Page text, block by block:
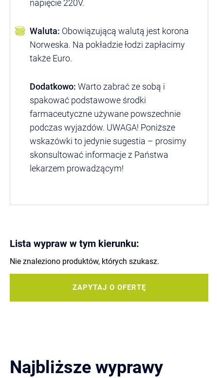
napięcie 220V.
Waluta: Obowiązującą walutą jest korona
Norweska. Na pokładzie łodzi zapłacimy
także Euro.
Dodatkowo: Warto zabrać ze sobą i
spakować podstawowe środki
farmaceutyczne używane powszechnie
podczas wyjazdów. UWAGA! Poniższe
wskazówki to jedynie sugestia – prosimy
skonsultować informacje z Państwa
lekarzem prowadzącym!
Lista wypraw w tym kierunku:
Nie znaleziono produktów, których szukasz.
ZAPYTAJ O OFERTĘ
Najbliższe wyprawy